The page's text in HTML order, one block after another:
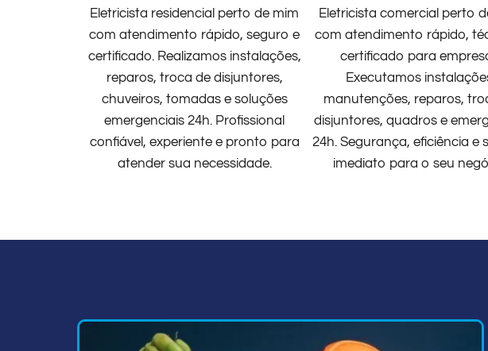
Eletricista residencial perto de mim
com atendimento rápido, seguro e
certificado. Realizamos instalações,
reparos, troca de disjuntores,
chuveiros, tomadas e soluções
emergenciais 24h. Profissional
confiável, experiente e pronto para
atender sua necessidade.
Eletricista comercial perto
com atendimento rápido,
certificado para
Executamos
manutenções, reparos,
disjuntores, quadros e
24h. Segurança, eficiência e
imediato para o seu